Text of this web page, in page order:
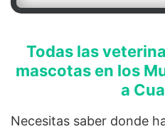
Todas las
mascotas en los
a
Necesitas saber donde